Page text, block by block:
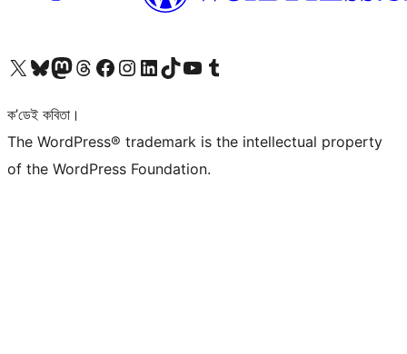
আমাৰ X (আগৰ Twitter) একাউণ্টলৈ যাওকআমাৰ Bluesky একাউণ্টলৈ যাওকআমাৰ Mastodon একাউণ্টলৈ যাওকআমাৰ Threads একাউণ্টলৈ যাওকআমাৰ Facebook পৃষ্ঠালৈ যাওকআমাৰ Instagram একাউণ্টলৈ যাওকআমাৰ LinkedIn একাউণ্টলৈ যাওকআমাৰ TikTok একাউণ্টলৈ যাওকআমাৰ YouTube চেনেললৈ যাওকআমাৰ Tumblr একাউণ্টলৈ যাওক
ক’ডেই কবিতা।
The WordPress® trademark is the intellectual property
of the WordPress Foundation.